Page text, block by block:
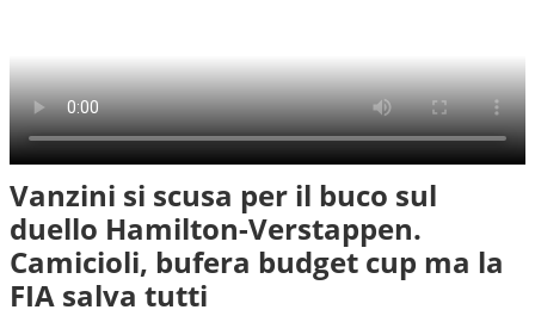
Vanzini si scusa per il buco sul
duello Hamilton-Verstappen.
Camicioli, bufera budget cup ma la
FIA salva tutti